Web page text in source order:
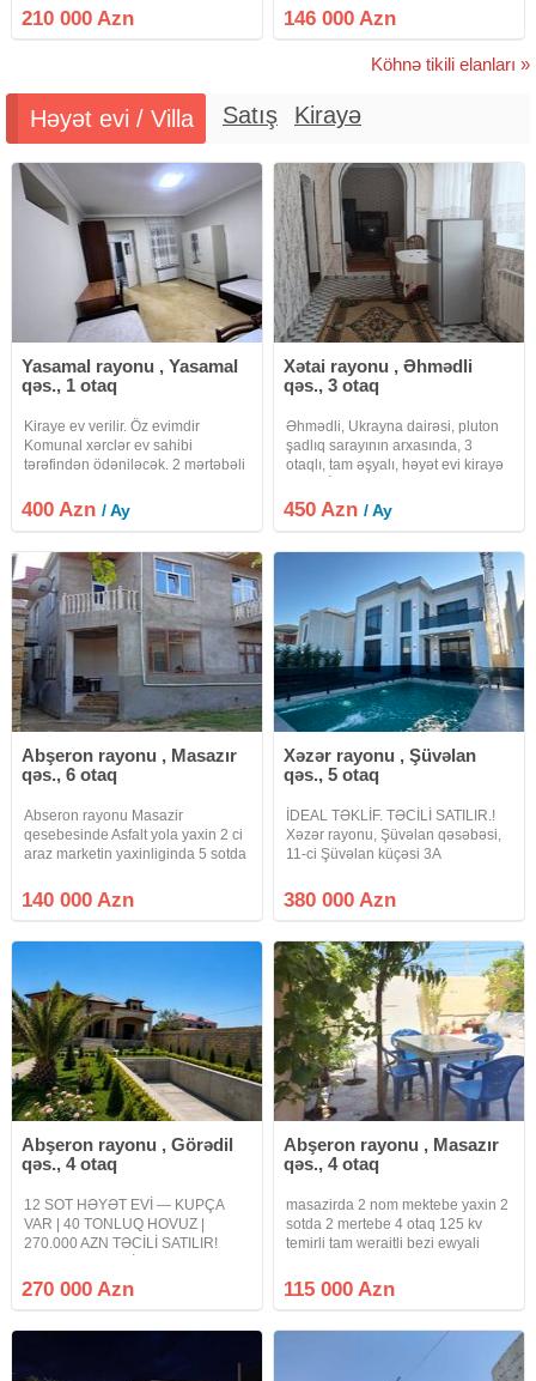
tikili , daş bina yaşayış binasının
9/4-cü mərtəbəsində 3 otaq 76 m2
210 000 Azn
mərtəbəsi (ən ideal orta mərtəbə)
Vəziyyəti: Əla təmirli (dərhal köçüb
146 000 Azn
Köhnə tikili elanları »
Həyət evi / Villa Satış Kirayə
Yasamal rayonu , Yasamal
qəs., 1 otaq
Kiraye ev verilir. Öz evimdir
Komunal xərclər ev sahibi
tərəfindən ödəniləcək. 2 mərtəbəli
Ev 1 otaq və 1 mətbəxdən
ibarətdir. Hamam və tualet ayrıdır,
400 Azn/ Ay
Xətai rayonu , Əhmədli
qəs., 3 otaq
Əhmədli, Ukrayna dairəsi, pluton
şadlıq sarayının arxasında, 3
otaqlı, tam əşyalı, həyət evi kirayə
interneti, suyu, qazı, işığı daimidir.
Öz şəxsi evimdir. Qiyməti 450
450 Azn/ Ay
Abşeron rayonu , Masazır
qəs., 6 otaq
Abseron rayonu Masazir
qesebesinde Asfalt yola yaxin 2 ci
araz marketin yaxinliginda 5 sotda
umumi sahesi 120 kv olan heyet
evi satilir evin senedleri kupca
140 000 Azn
Xəzər rayonu , Şüvəlan
qəs., 5 otaq
İDEAL TƏKLİF. TƏCİLİ SATILIR.!
Xəzər rayonu, Şüvəlan qəsəbəsi,
11-ci Şüvəlan küçəsi 3A
satışa təqdim olunur. 3.3 sot
torpaq sahəsində yerləşən evin
380 000 Azn
Abşeron rayonu , Görədil
qəs., 4 otaq
12 SOT HƏYƏT EVİ — KUPÇA
VAR | 40 TONLUQ HOVUZ |
270.000 AZN TƏCİLİ SATILIR!
ENDİRİM OLUNACAQ! Goradil–
Fatmayı bağları ərazisində, əsas
270 000 Azn
Abşeron rayonu , Masazır
qəs., 4 otaq
masazirda 2 nom mektebe yaxin 2
sotda 2 mertebe 4 otaq 125 kv
temirli tam weraitli bezi ewyali
kupca
115 000 Azn